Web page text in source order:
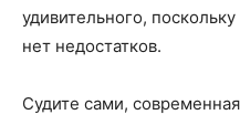
удивительного,
нет недостатков.
Судите сами,